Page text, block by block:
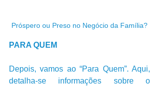
Próspero ou Preso no Negócio da Família?
PARA QUEM
Depois, vamos ao “Para Quem”. Aqui,
detalha-se informações sobre o